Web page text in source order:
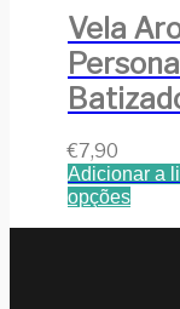
Vela
€7,90
Adicionar a
opções